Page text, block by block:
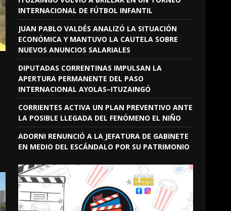
INTERNACIONAL DE FÚTBOL INFANTIL
JUAN PABLO VALDÉS ANALIZÓ LA SITUACIÓN
ECONÓMICA Y MANTUVO LA CAUTELA SOBRE
NUEVOS ANUNCIOS SALARIALES
DIPUTADAS CORRENTINAS IMPULSAN LA
APERTURA PERMANENTE DEL PASO
INTERNACIONAL AYOLAS–ITUZAINGÓ
CORRIENTES ACTIVA UN PLAN PREVENTIVO ANTE
LA POSIBLE LLEGADA DEL FENÓMENO EL NIÑO
ADORNI RENUNCIÓ A LA JEFATURA DE GABINETE
EN MEDIO DEL ESCÁNDALO POR SU PATRIMONIO